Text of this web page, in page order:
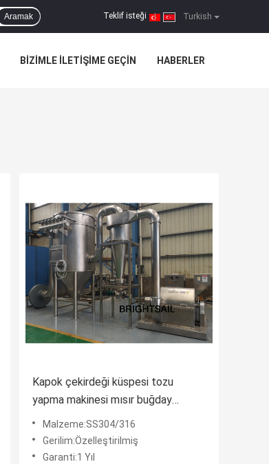
Turkish
Teklif isteği |
Aramak
BIZIMLE ILETIŞIME GEÇIN HABERLER
Kapok çekirdeği küspesi tozu
yapma makinesi mısır buğday
öğütücü baharat öğütme makinesi
Malzeme:SS304/316
Gerilim:Özelleştirilmiş
Garanti:1 Yıl